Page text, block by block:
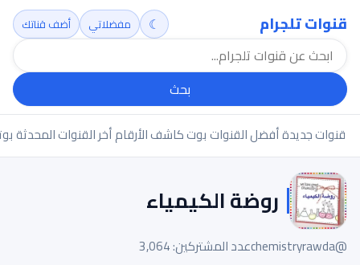
قنوات تلجرام
بحث
☾ مفضلاتي أضف قناتك
قنوات جديدةأفضل القنواتبوت كاشف الأرقامأخر القنوات المحدثة
روضة الكيمياء
@chemistryrawda
عدد المشتركين: 3,064